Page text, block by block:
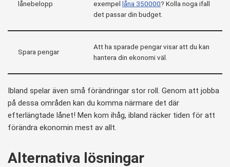
lånebelopp
exempel låna 350000? Kolla noga ifall
det passar din budget.
Spara pengar
Att ha sparade pengar visar att du kan
hantera din ekonomi väl.
Ibland spelar även små förändringar stor roll. Genom att jobba
på dessa områden kan du komma närmare det där
efterlängtade lånet! Men kom ihåg, ibland räcker tiden för att
förändra ekonomin mest av allt.
Alternativa lösningar